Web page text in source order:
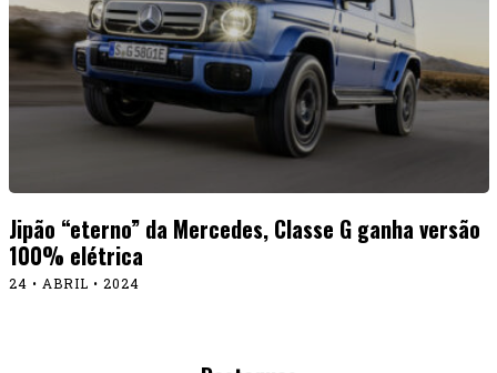
Jipão “eterno” da Mercedes, Classe G ganha versão
100% elétrica
24 • ABRIL • 2024